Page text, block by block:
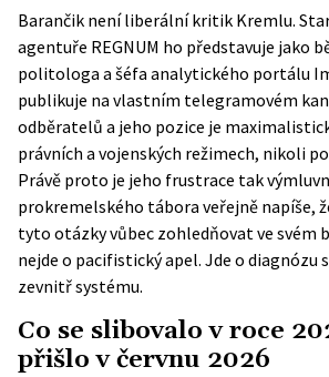
Barančik není liberální kritik Kremlu.
agentuře REGNUM ho představuje jako
politologa a šéfa analytického portálu
publikuje na vlastním telegramovém
odběratelů a jeho pozice je
právních a vojenských režimech, nikoli
Právě proto je jeho frustrace tak
prokremelského tábora veřejně napíše,
tyto otázky vůbec zohledňovat ve svém
nejde o pacifistický apel. Jde o diagnózu
zevnitř systému.
Co se slibovalo v roce
přišlo v červnu 2026